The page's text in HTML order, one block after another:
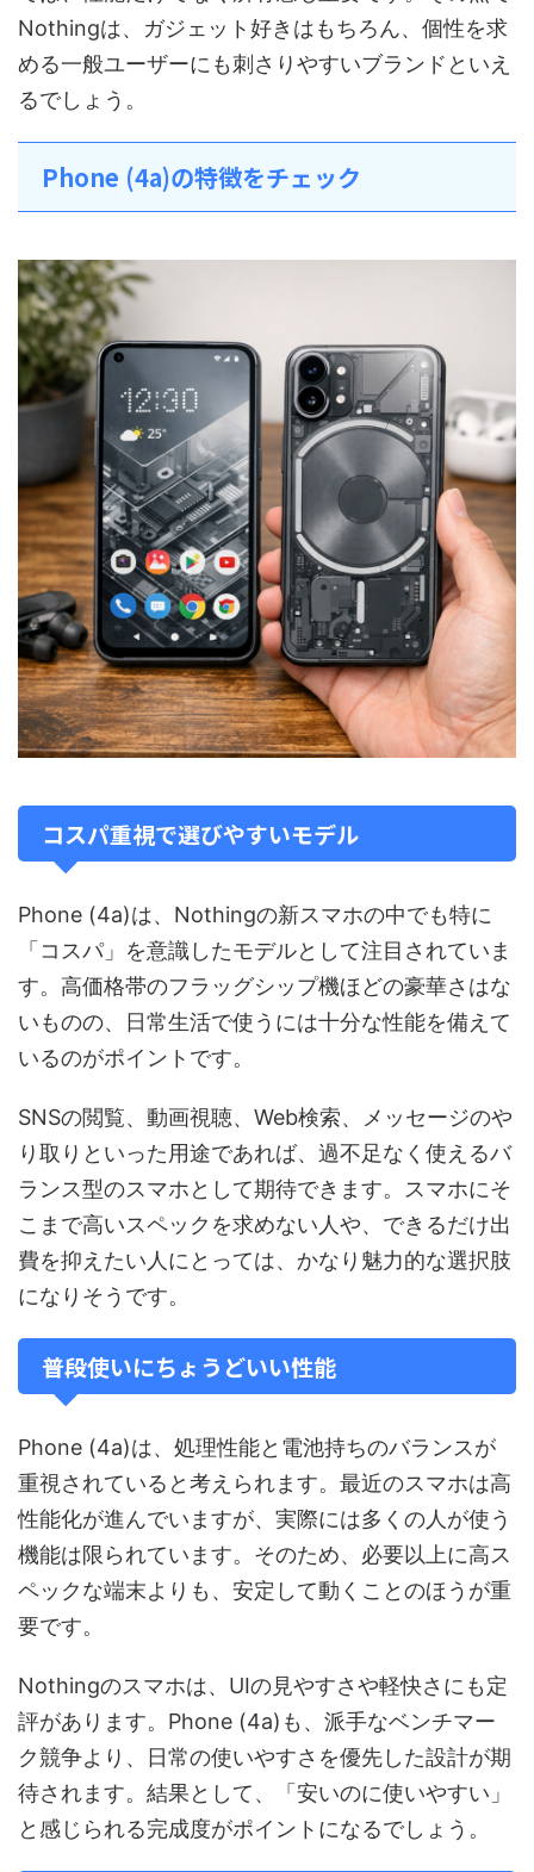
Nothingは、ガジェット好きはもちろん、個性を求
める一般ユーザーにも刺さりやすいブランドといえ
るでしょう。
Phone (4a)の特徴をチェック
コスパ重視で選びやすいモデル
Phone (4a)は、Nothingの新スマホの中でも特に
「コスパ」を意識したモデルとして注目されていま
す。高価格帯のフラッグシップ機ほどの豪華さはな
いものの、日常生活で使うには十分な性能を備えて
いるのがポイントです。
SNSの閲覧、動画視聴、Web検索、メッセージのや
り取りといった用途であれば、過不足なく使えるバ
ランス型のスマホとして期待できます。スマホにそ
こまで高いスペックを求めない人や、できるだけ出
費を抑えたい人にとっては、かなり魅力的な選択肢
になりそうです。
普段使いにちょうどいい性能
Phone (4a)は、処理性能と電池持ちのバランスが
重視されていると考えられます。最近のスマホは高
性能化が進んでいますが、実際には多くの人が使う
機能は限られています。そのため、必要以上に高ス
ペックな端末よりも、安定して動くことのほうが重
要です。
Nothingのスマホは、UIの見やすさや軽快さにも定
評があります。Phone (4a)も、派手なベンチマー
ク競争より、日常の使いやすさを優先した設計が期
待されます。結果として、「安いのに使いやすい」
と感じられる完成度がポイントになるでしょう。